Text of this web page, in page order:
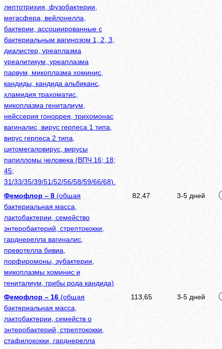
лептотрихия, фузобактерии,
мегасфера, вейлонелла,
бактерии, ассоциированные с
бактериальным вагинозом 1, 2, 3,
диалистер, уреаплазма
уреалитикум, уреаплазма
парвум, микоплазма хоминис,
кандиды, кандида альбиканс,
хламидия трахоматис,
микоплазма гениталиум,
нейссерия гоноррея, трихомонас
вагиналис, вирус герпеса 1 типа,
вирус герпеса 2 типа,
цитомегаловирус, вирусы
папилломы человека (ВПЧ 16; 18;
45;
31/33/35/39/51/52/56/58/59/66/68).
Фемофлор – 8 (общая
бактериальная масса,
лактобактерии, семейство
энтеробактерий, стрептококки,
гарднерелла вагиналис,
превотелла бивиа,
порфиромоны, эубактерии,
микоплазмы хоминис и
гениталиум, грибы рода кандида)
82,47 3-5 дней
Фемофлор – 16 (общая
бактериальная масса,
лактобактерии, семейств о
энтеробактерий, стрептококки,
стафилококки, гарднерелла
113,65 3-5 дней